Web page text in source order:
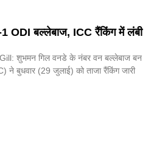
ODI बल्लेबाज, ICC रैंकिंग में लंबी
शुभमन गिल वनडे के नंबर वन बल्लेबाज बन
ने बुधवार (29 जुलाई) को ताजा रैंकिंग जारी